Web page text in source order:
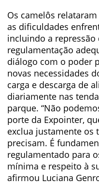
Os camelôs
as dificuldades
incluindo a repressão
regulamentação
diálogo com o poder
novas necessidades
carga e descarga de
diariamente nas
parque. “Não
porte da Expointer,
exclua justamente os
precisam. É
regulamentado para
mínima e respeito à
afirmou Luciana